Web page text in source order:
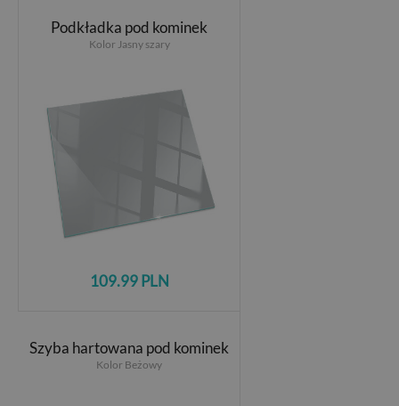
Podkładka pod kominek
Kolor Jasny szary
109.99 PLN
Szyba hartowana pod kominek
Kolor Beżowy